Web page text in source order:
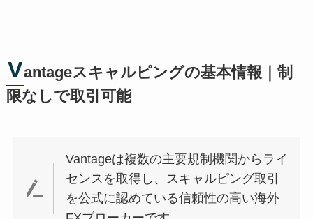
Vantageスキャルピングの基本情報｜制
限なしで取引可能
Vantageは複数の主要規制機関からライ
センスを取得し、スキャルピング取引
を公式に認めている信頼性の高い海外